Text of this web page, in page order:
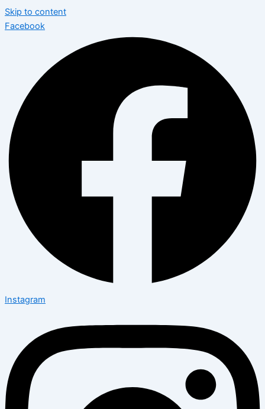
Skip to content
Facebook
Instagram